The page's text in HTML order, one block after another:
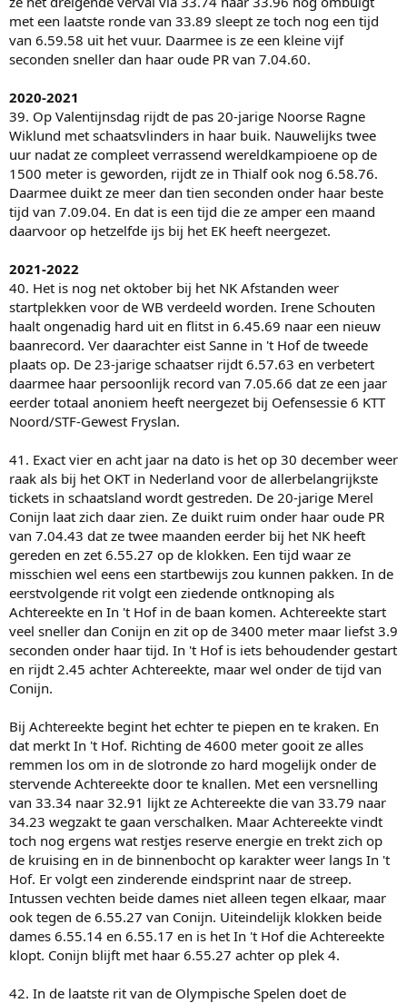
met een laatste ronde van 33.89 sleept ze toch nog een tijd
van 6.59.58 uit het vuur. Daarmee is ze een kleine vijf
seconden sneller dan haar oude PR van 7.04.60.
2020-2021
39. Op Valentijnsdag rijdt de pas 20-jarige Noorse Ragne
Wiklund met schaatsvlinders in haar buik. Nauwelijks twee
uur nadat ze compleet verrassend wereldkampioene op de
1500 meter is geworden, rijdt ze in Thialf ook nog 6.58.76.
Daarmee duikt ze meer dan tien seconden onder haar beste
tijd van 7.09.04. En dat is een tijd die ze amper een maand
daarvoor op hetzelfde ijs bij het EK heeft neergezet.
2021-2022
40. Het is nog net oktober bij het NK Afstanden weer
startplekken voor de WB verdeeld worden. Irene Schouten
haalt ongenadig hard uit en flitst in 6.45.69 naar een nieuw
baanrecord. Ver daarachter eist Sanne in 't Hof de tweede
plaats op. De 23-jarige schaatser rijdt 6.57.63 en verbetert
daarmee haar persoonlijk record van 7.05.66 dat ze een jaar
eerder totaal anoniem heeft neergezet bij Oefensessie 6 KTT
Noord/STF-Gewest Fryslan.
41. Exact vier en acht jaar na dato is het op 30 december weer
raak als bij het OKT in Nederland voor de allerbelangrijkste
tickets in schaatsland wordt gestreden. De 20-jarige Merel
Conijn laat zich daar zien. Ze duikt ruim onder haar oude PR
van 7.04.43 dat ze twee maanden eerder bij het NK heeft
gereden en zet 6.55.27 op de klokken. Een tijd waar ze
misschien wel eens een startbewijs zou kunnen pakken. In de
eerstvolgende rit volgt een ziedende ontknoping als
Achtereekte en In 't Hof in de baan komen. Achtereekte start
veel sneller dan Conijn en zit op de 3400 meter maar liefst 3.9
seconden onder haar tijd. In 't Hof is iets behoudender gestart
en rijdt 2.45 achter Achtereekte, maar wel onder de tijd van
Conijn.
Bij Achtereekte begint het echter te piepen en te kraken. En
dat merkt In 't Hof. Richting de 4600 meter gooit ze alles
remmen los om in de slotronde zo hard mogelijk onder de
stervende Achtereekte door te knallen. Met een versnelling
van 33.34 naar 32.91 lijkt ze Achtereekte die van 33.79 naar
34.23 wegzakt te gaan verschalken. Maar Achtereekte vindt
toch nog ergens wat restjes reserve energie en trekt zich op
de kruising en in de binnenbocht op karakter weer langs In 't
Hof. Er volgt een zinderende eindsprint naar de streep.
Intussen vechten beide dames niet alleen tegen elkaar, maar
ook tegen de 6.55.27 van Conijn. Uiteindelijk klokken beide
dames 6.55.14 en 6.55.17 en is het In 't Hof die Achtereekte
klopt. Conijn blijft met haar 6.55.27 achter op plek 4.
42. In de laatste rit van de Olympische Spelen doet de